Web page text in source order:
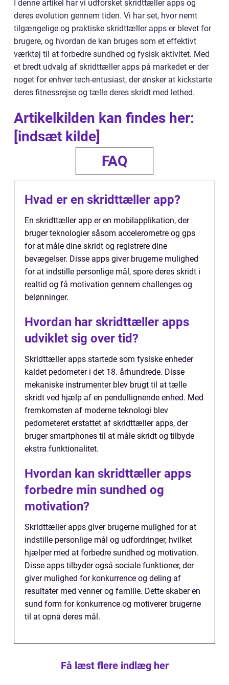
I denne artikel har vi udforsket skridttæller apps og
deres evolution gennem tiden. Vi har set, hvor nemt
tilgængelige og praktiske skridttæller apps er blevet for
brugere, og hvordan de kan bruges som et effektivt
værktøj til at forbedre sundhed og fysisk aktivitet. Med
et bredt udvalg af skridttæller apps på markedet er der
noget for enhver tech-entusiast, der ønsker at kickstarte
deres fitnessrejse og tælle deres skridt med lethed.
Artikelkilden kan findes her:
[indsæt kilde]
FAQ
Hvad er en skridttæller app?
En skridttæller app er en mobilapplikation, der
bruger teknologier såsom accelerometre og gps
for at måle dine skridt og registrere dine
bevægelser. Disse apps giver brugerne mulighed
for at indstille personlige mål, spore deres skridt i
realtid og få motivation gennem challenges og
belønninger.
Hvordan har skridttæller apps
udviklet sig over tid?
Skridttæller apps startede som fysiske enheder
kaldet pedometer i det 18. århundrede. Disse
mekaniske instrumenter blev brugt til at tælle
skridt ved hjælp af en pendullignende enhed. Med
fremkomsten af moderne teknologi blev
pedometeret erstattet af skridttæller apps, der
bruger smartphones til at måle skridt og tilbyde
ekstra funktionalitet.
Hvordan kan skridttæller apps
forbedre min sundhed og
motivation?
Skridttæller apps giver brugerne mulighed for at
indstille personlige mål og udfordringer, hvilket
hjælper med at forbedre sundhed og motivation.
Disse apps tilbyder også sociale funktioner, der
giver mulighed for konkurrence og deling af
resultater med venner og familie. Dette skaber en
sund form for konkurrence og motiverer brugerne
til at opnå deres mål.
Få læst flere indlæg her